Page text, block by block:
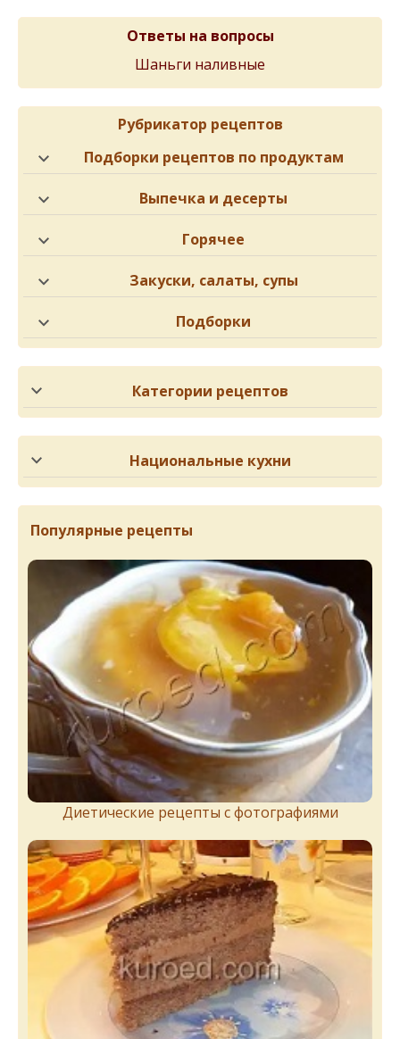
Ответы на вопросы
Шаньги наливные
Рубрикатор рецептов
Подборки рецептов по продуктам
Выпечка и десерты
Горячее
Закуски, салаты, супы
Подборки
Категории рецептов
Национальные кухни
Популярные рецепты
Диетические рецепты с фотографиями